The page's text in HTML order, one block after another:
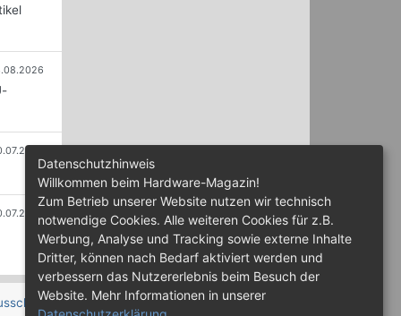
Datenschutzhinweis
Willkommen beim Hardware-Magazin!
Zum Betrieb unserer Website nutzen wir technisch
notwendige Cookies. Alle weiteren Cookies für z.B.
Werbung, Analyse und Tracking sowie externe Inhalte
Dritter, können nach Bedarf aktiviert werden und
verbessern das Nutzererlebnis beim Besuch der
Website. Mehr Informationen in unserer